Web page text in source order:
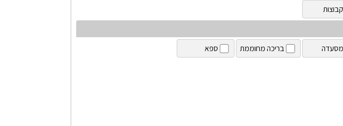
קבוצות
מסעדה בריכה מחוממת ספא